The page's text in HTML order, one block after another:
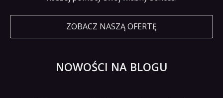
ZOBACZ NASZĄ OFERTĘ
NOWOŚCI NA BLOGU